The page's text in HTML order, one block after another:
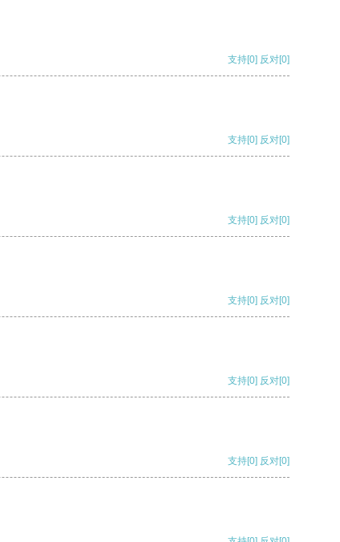
支持[0] 反对[0]
支持[0] 反对[0]
支持[0] 反对[0]
支持[0] 反对[0]
支持[0] 反对[0]
支持[0] 反对[0]